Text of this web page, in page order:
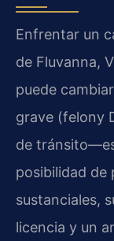
Enfrentar un
de Fluvanna,
puede
grave (felony
de
posibilidad de
sustanciales,
licencia y un